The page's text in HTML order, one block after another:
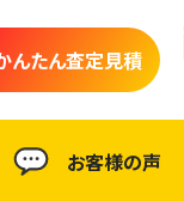
んたん査定見積
お客様の声